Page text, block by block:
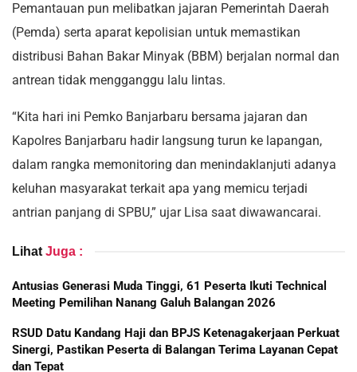
Pemantauan pun melibatkan jajaran Pemerintah Daerah
(Pemda) serta aparat kepolisian untuk memastikan
distribusi Bahan Bakar Minyak (BBM) berjalan normal dan
antrean tidak mengganggu lalu lintas.
“Kita hari ini Pemko Banjarbaru bersama jajaran dan
Kapolres Banjarbaru hadir langsung turun ke lapangan,
dalam rangka memonitoring dan menindaklanjuti adanya
keluhan masyarakat terkait apa yang memicu terjadi
antrian panjang di SPBU,” ujar Lisa saat diwawancarai.
Lihat Juga :
Antusias Generasi Muda Tinggi, 61 Peserta Ikuti Technical
Meeting Pemilihan Nanang Galuh Balangan 2026
RSUD Datu Kandang Haji dan BPJS Ketenagakerjaan Perkuat
Sinergi, Pastikan Peserta di Balangan Terima Layanan Cepat
dan Tepat